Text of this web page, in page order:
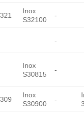
Inox
S32100
-
-
Inox
S30815
-
Inox
S30900
-